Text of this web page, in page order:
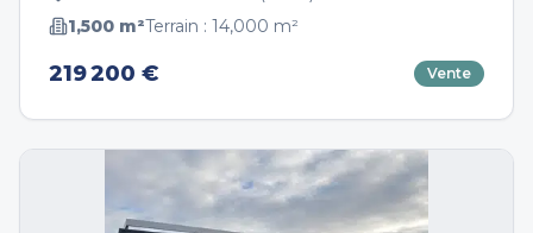
1,500 m²Terrain : 14,000 m²
219 200 € Vente